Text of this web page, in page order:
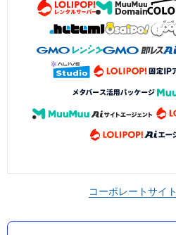
コーポレートサイト